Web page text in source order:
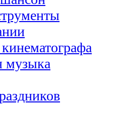
музыка